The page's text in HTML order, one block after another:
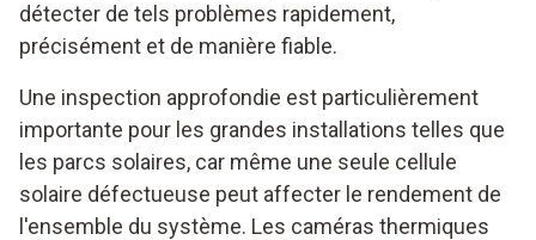
détecter de tels problèmes rapidement,
précisément et de manière fiable.
Une inspection approfondie est particulièrement
importante pour les grandes installations telles que
les parcs solaires, car même une seule cellule
solaire défectueuse peut affecter le rendement de
l'ensemble du système. Les caméras thermiques